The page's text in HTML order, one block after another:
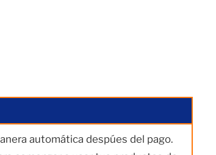
automática despúes del pago.